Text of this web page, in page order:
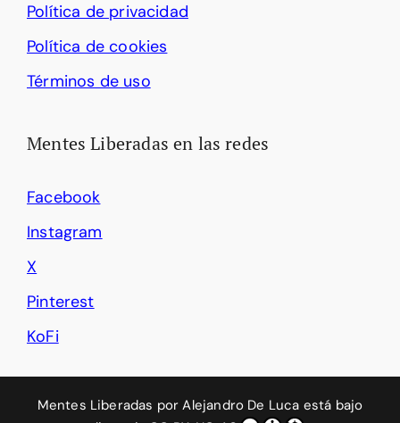
Política de privacidad
Política de cookies
Términos de uso
Mentes Liberadas en las redes
Facebook
Instagram
X
Pinterest
KoFi
Mentes Liberadas porAlejandro De Luca está bajo